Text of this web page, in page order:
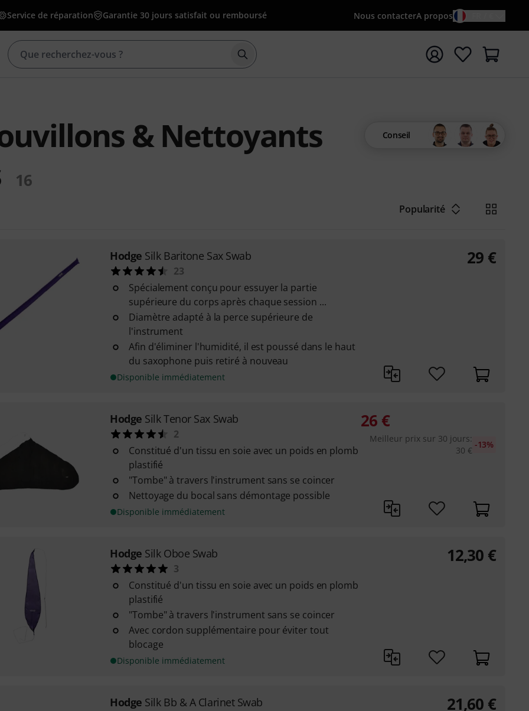
Service de réparation Garantie 30 jours satisfait ou remboursé Nous contacterA propos
Démarrer la recherche avec le terme de recherche
& Nettoyants
16
Conseil
Popularité
Hodge Silk Baritone Sax Swab
23
Spécialement conçu pour essuyer la partie
supérieure du corps après chaque session ...
Diamètre adapté à la perce supérieure de
l'instrument
Afin d'éliminer l'humidité, il est poussé dans le haut
du saxophone puis retiré à nouveau
Disponible immédiatement
29 €
Hodge Silk Tenor Sax Swab
2
Constitué d'un tissu en soie avec un poids en plomb
plastifié
"Tombe" à travers l'instrument sans se coincer
Nettoyage du bocal sans démontage possible
Disponible immédiatement
26 €
Meilleur prix sur 30 jours:
30 €
-13%
Hodge Silk Oboe Swab
3
Constitué d'un tissu en soie avec un poids en plomb
plastifié
"Tombe" à travers l'instrument sans se coincer
Avec cordon supplémentaire pour éviter tout
blocage
Disponible immédiatement
12,30 €
Hodge Silk Bb & A Clarinet Swab 21,60 €